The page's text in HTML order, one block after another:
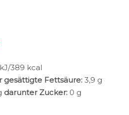
389 kcal
gesättigte Fettsäure: 3,9 g
darunter Zucker: 0 g